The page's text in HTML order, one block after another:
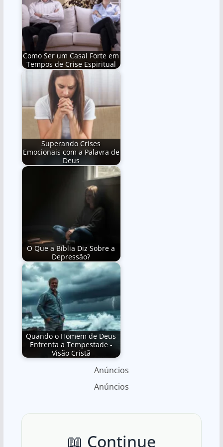
Como Ser um Casal Forte em
Tempos de Crise Espiritual
Superando Crises
Emocionais com a Palavra de
Deus
O Que a Bíblia Diz Sobre a
Depressão?
Quando o Homem de Deus
Enfrenta a Tempestade -
Visão Cristã
Anúncios
Anúncios
📖 Continue